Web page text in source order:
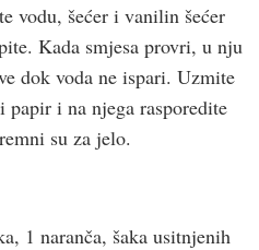
vodu, šećer i vanilin šećer
Kada smjesa provri, u nju
dok voda ne ispari. Uzmite
papir i na njega rasporedite
su za jelo.
1 naranča, šaka usitnjenih